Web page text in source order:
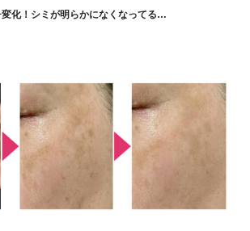
化！シミが明らかになくなってる…